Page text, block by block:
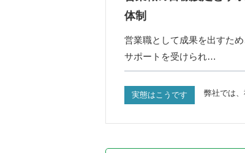
体制
営業職として成果を出すた
サポートを受けられ…
実態はこうです 弊社では